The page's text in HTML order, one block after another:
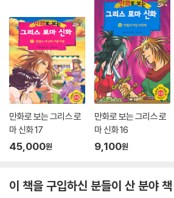
만화로 보는 그리스 로
마 신화 17
45,000원
만화로 보는 그리스 로
마 신화 16
9,100원
이 책을 구입하신 분들이 산 분야 책